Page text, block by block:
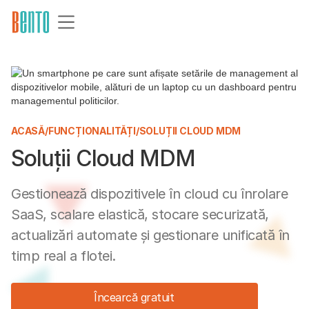
ACASĂ/FUNCȚIONALITĂȚI/SOLUȚII CLOUD MDM
Soluții Cloud MDM
Gestionează dispozitivele în cloud cu înrolare
SaaS, scalare elastică, stocare securizată,
actualizări automate și gestionare unificată în
timp real a flotei.
Încearcă gratuit